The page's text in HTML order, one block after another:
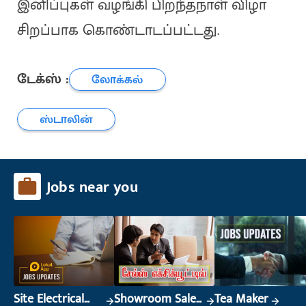
இனிப்புகள் வழங்கி பிறந்தநாள் விழா
சிறப்பாக கொண்டாடப்பட்டது.
டேக்ஸ் :
லோக்கல்
ஸ்டாலின்
Jobs near you
Site Electrical Showroom Sales Tea Maker